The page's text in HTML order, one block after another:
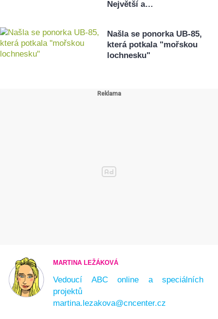
Největší a…
Našla se ponorka UB-85,
která potkala "mořskou
lochnesku"
MARTINA LEŽÁKOVÁ
Vedoucí ABC online a speciálních
projektů
martina.lezakova@cncenter.cz